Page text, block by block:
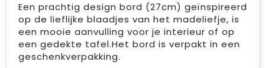
Een prachtig design bord (27cm) geïnspireerd
op de lieflijke blaadjes van het madeliefje, is
een mooie aanvulling voor je interieur of op
een gedekte tafel.Het bord is verpakt in een
geschenkverpakking.